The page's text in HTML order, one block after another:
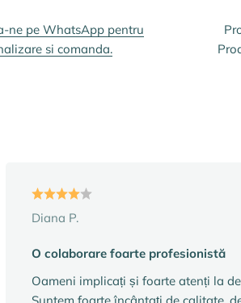
ne pe WhatsApp pentru
si comanda.
Diana P.
O colaborare foarte profesionistă
Oameni implicați și foarte atenți la